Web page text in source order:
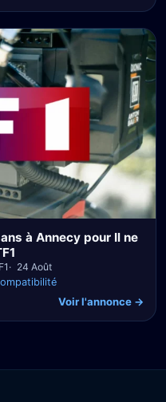
à Annecy pour Il ne
24 Août
Voir l'annonce →